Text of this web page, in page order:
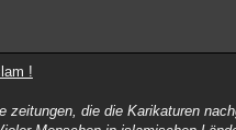
!
zeitungen, die die Karikaturen